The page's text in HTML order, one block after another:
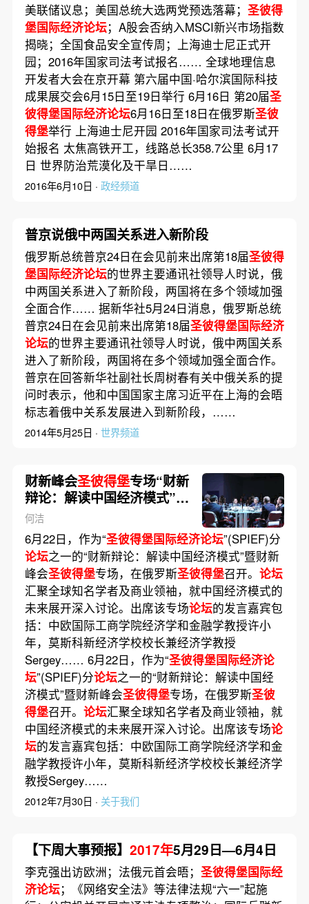
美联储议息；美国总统大选两党预选落幕； 圣彼得
堡国际经济论坛；A股会否纳入MSCI新兴市场指数
揭晓；全国食品安全宣传周；上海迪士尼正式开
园；2016年国家司法考试报名…… 全球地理信息
开发者大会在京开幕 第六届中国·哈尔滨国际科技
成果展交会6月15日至19日举行 6月16日 第20届圣
彼得堡国际经济论坛6月16日至18日在俄罗斯圣彼
得堡举行 上海迪士尼开园 2016年国家司法考试开
始报名 太焦高铁开工，线路总长358.7公里 6月17
日 世界防治荒漠化及干旱日……
2016年6月10日 · 政经频道
普京说俄中两国关系进入新阶段
俄罗斯总统普京24日在会见前来出席第18届圣彼得
堡国际经济论坛的世界主要通讯社领导人时说，俄
中两国关系进入了新阶段，两国将在多个领域加强
全面合作…… 据新华社5月24日消息，俄罗斯总统
普京24日在会见前来出席第18届圣彼得堡国际经济
论坛的世界主要通讯社领导人时说，俄中两国关系
进入了新阶段，两国将在多个领域加强全面合作。
普京在回答新华社副社长周树春有关中俄关系的提
问时表示，他和中国国家主席习近平在上海的会晤
标志着俄中关系发展进入到新阶段，……
2014年5月25日 · 世界频道
财新峰会圣彼得堡专场“财新
辩论：解读中国经济模式”举
办
何洁
6月22日，作为“圣彼得堡国际经济论坛”(SPIEF)分
论坛之一的“财新辩论：解读中国经济模式”暨财新
峰会圣彼得堡专场，在俄罗斯圣彼得堡召开。 论坛
汇聚全球知名学者及商业领袖，就中国经济模式的
未来展开深入讨论。出席该专场论坛的发言嘉宾包
括：中欧国际工商学院经济学和金融学教授许小
年，莫斯科新经济学校校长兼经济学教授
Sergey…… 6月22日，作为“圣彼得堡国际经济论
坛”(SPIEF)分论坛之一的“财新辩论：解读中国经
济模式”暨财新峰会圣彼得堡专场，在俄罗斯圣彼
得堡召开。 论坛汇聚全球知名学者及商业领袖，就
中国经济模式的未来展开深入讨论。出席该专场论
坛的发言嘉宾包括：中欧国际工商学院经济学和金
融学教授许小年，莫斯科新经济学校校长兼经济学
教授Sergey……
2012年7月30日 · 关于我们
【下周大事预报】 2017年5月29日—6月4日
李克强出访欧洲；法俄元首会晤； 圣彼得堡国际经
济论坛；《网络安全法》等法律法规“六一”起施